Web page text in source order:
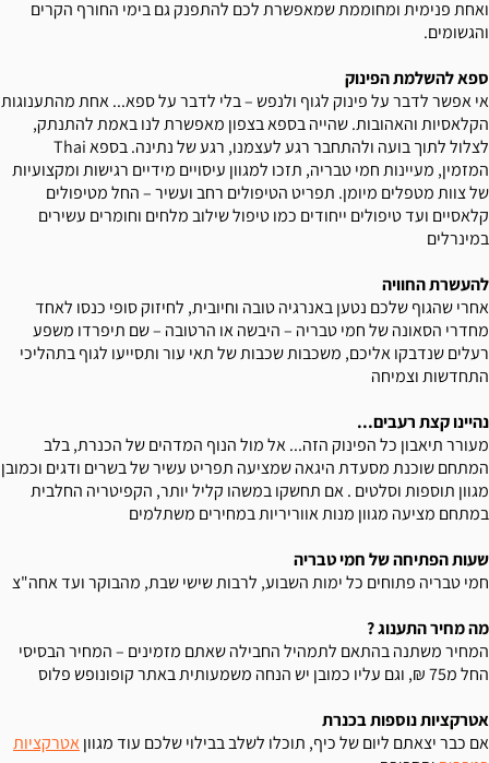
ואחת פנימית ומחוממת שמאפשרת לכם להתפנק גם בימי החורף הקרים
והגשומים.
ספא להשלמת הפינוק
אי אפשר לדבר על פינוק לגוף ולנפש – בלי לדבר על ספא... אחת מהתענוגות
הקלאסיות והאהובות. שהייה בספא בצפון מאפשרת לנו באמת להתנתק,
לצלול לתוך בועה ולהתחבר רגע לעצמנו, רגע של נתינה. בספא Thai
המזמין, מעיינות חמי טבריה, תזכו למגוון עיסויים מידיים רגישות ומקצועיות
של צוות מטפלים מיומן. תפריט הטיפולים רחב ועשיר – החל מטיפולים
קלאסיים ועד טיפולים ייחודים כמו טיפול שילוב מלחים וחומרים עשירים
במינרלים
להעשרת החוויה
אחרי שהגוף שלכם נטען באנרגיה טובה וחיובית, לחיזוק סופי כנסו לאחד
מחדרי הסאונה של חמי טבריה – היבשה או הרטובה – שם תיפרדו משפע
רעלים שנדבקו אליכם, משכבות שכבות של תאי עור ותסייעו לגוף בתהליכי
התחדשות וצמיחה
נהיינו קצת רעבים...
מעורר תיאבון כל הפינוק הזה... אל מול הנוף המדהים של הכנרת, בלב
המתחם שוכנת מסעדת היגאה שמציעה תפריט עשיר של בשרים ודגים וכמובן
מגוון תוספות וסלטים . אם תחשקו במשהו קליל יותר, הקפיטריה החלבית
במתחם מציעה מגוון מנות אווריריות במחירים משתלמים
שעות הפתיחה של חמי טבריה
חמי טבריה פתוחים כל ימות השבוע, לרבות שישי שבת, מהבוקר ועד אחה"צ
מה מחיר התענוג ?
המחיר משתנה בהתאם לתמהיל החבילה שאתם מזמינים – המחיר הבסיסי
החל מ75 ₪, וגם עליו כמובן יש הנחה משמעותית באתר קופונופש פלוס
אטרקציות נוספות בכנרת
אם כבר יצאתם ליום של כיף, תוכלו לשלב בבילוי שלכם עוד מגווןאטרקציות